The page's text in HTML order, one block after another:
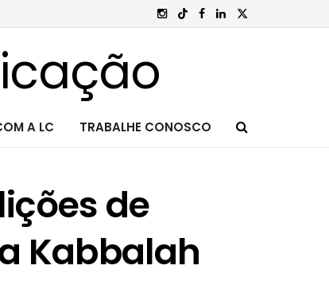
A LC TRABALHE CONOSCO
de
Kabbalah